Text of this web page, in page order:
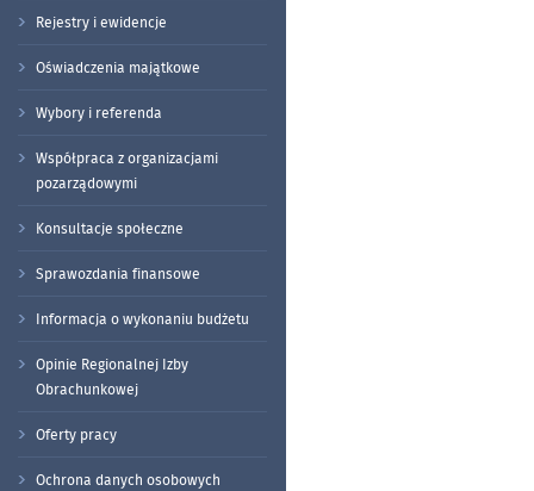
Rejestry i ewidencje
Oświadczenia majątkowe
Wybory i referenda
Współpraca z organizacjami
pozarządowymi
Konsultacje społeczne
Sprawozdania finansowe
Informacja o wykonaniu budżetu
Opinie Regionalnej Izby
Obrachunkowej
Oferty pracy
Ochrona danych osobowych